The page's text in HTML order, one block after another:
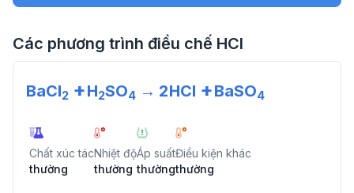
Các phương trình điều chế HCl
BaCl2 +H2SO4 → 2HCl +BaSO4
Chất xúc tác
thường
Nhiệt độ
thường
Áp suất
thường
Điều kiện khác
thường